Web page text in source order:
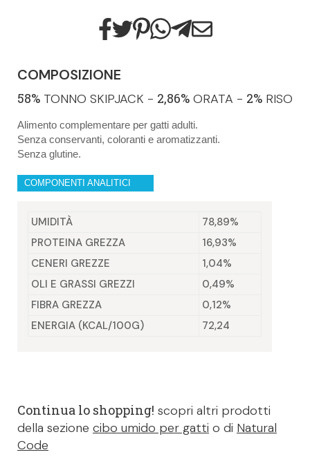
COMPOSIZIONE
58% TONNO SKIPJACK - 2,86% ORATA - 2% RISO
Alimento complementare per gatti adulti.
Senza conservanti, coloranti e aromatizzanti.
Senza glutine.
COMPONENTI ANALITICI
UMIDITÀ
78,89%
PROTEINA GREZZA
16,93%
CENERI GREZZE
1,04%
OLI E GRASSI GREZZI
0,49%
FIBRA GREZZA
0,12%
ENERGIA (KCAL/100G)
72,24
Continua lo shopping! scopri altri prodotti
della sezione cibo umido per gatti o di Natural
Code